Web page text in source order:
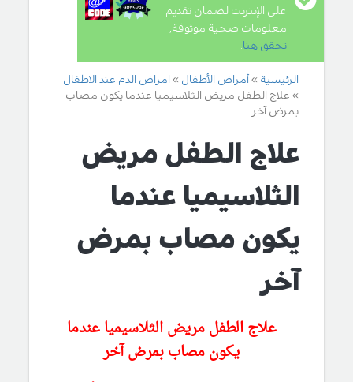
على الإنترنت لضمان تقديم
معلومات صحية موثوقة,
تحقق هنا.
الرئيسية أمراض الأطفال
امراض الدم عند الاطفال
علاج الطفل مريض الثلاسيميا عندما يكون مصاب
بمرض آخر
علاج الطفل مريض
الثلاسيميا عندما
يكون مصاب بمرض
آخر
علاج الطفل مريض الثلاسيميا عندما
يكون مصاب بمرض آخر